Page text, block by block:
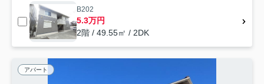
B202
5.3万円
2階 / 49.55㎡ / 2DK
アパート